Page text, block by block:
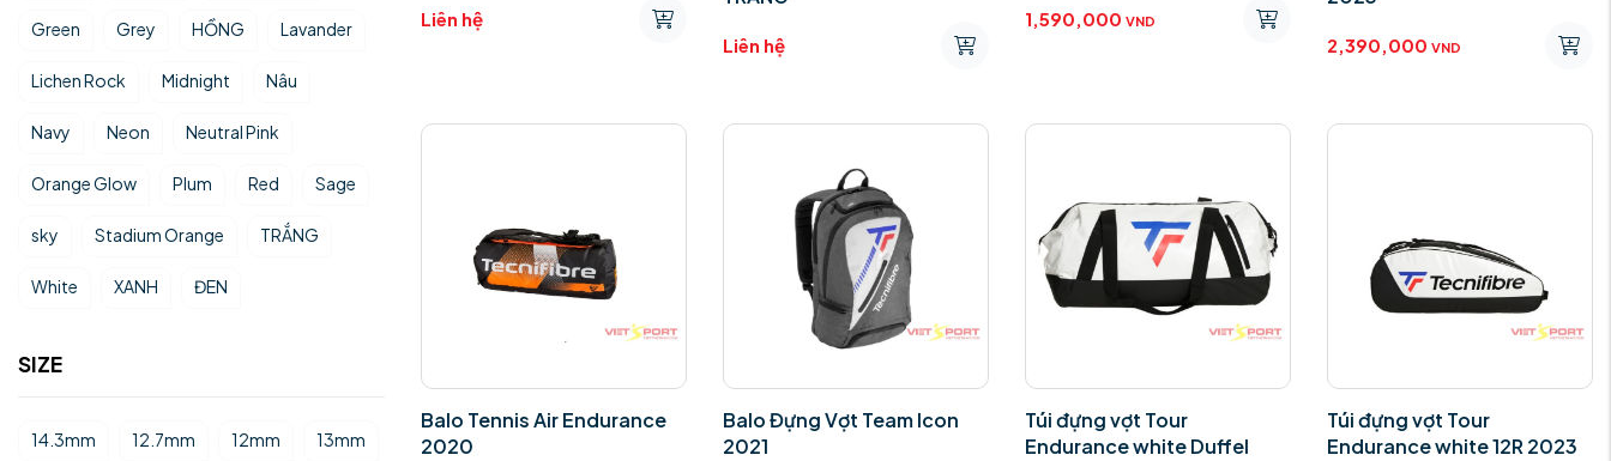
Green Grey HỒNG Lavander
Lichen Rock Midnight Nâu
Navy Neon Neutral Pink
Orange Glow Plum Red Sage
sky Stadium Orange TRẮNG
White XANH ĐEN
SIZE
14.3mm 12.7mm 12mm 13mm
Liên hệ
Liên hệ
1,590,000 VND
2,390,000 VND
Balo Tennis Air Endurance
2020
Balo Đựng Vợt Team Icon
2021
Túi đựng vợt Tour
Endurance white Duffel
Túi đựng vợt Tour
Endurance white 12R 2023